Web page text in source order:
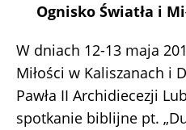
Ognisko Światła i
W dniach 12-13 maja
Miłości w Kaliszanach i
Pawła II Archidiecezji
spotkanie biblijne pt.